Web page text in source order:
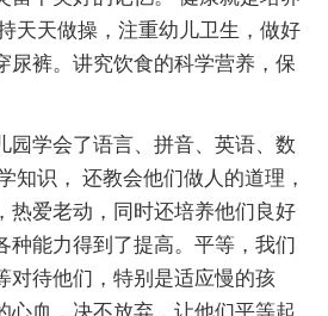
天天做操，注重幼儿卫生，做好
尿裤。讲究饮食的科学营养，保
园学会了语言、拼音、英语、数
知识， 还教会他们做人的道理，
热爱老动，同时还培养他们良好
种能力得到了提高。平等，我们
对待他们，特别是适应慢的孩